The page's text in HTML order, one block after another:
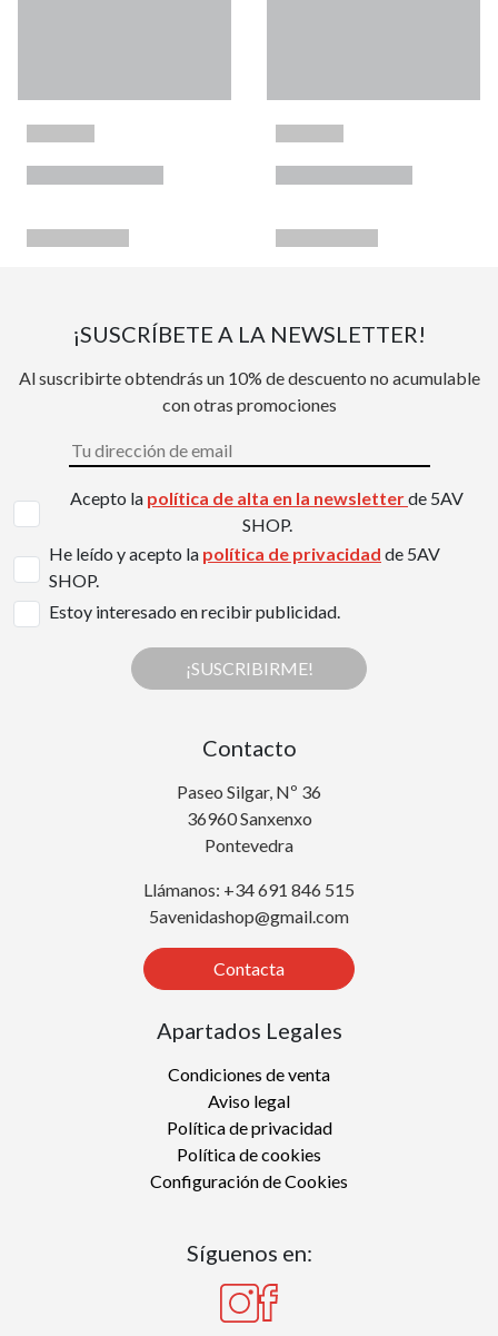
¡SUSCRÍBETE A LA NEWSLETTER!
Al suscribirte obtendrás un 10% de descuento no acumulable
con otras promociones
Acepto la política de alta en la newsletterde 5AV
SHOP.
He leído y acepto la política de privacidad de 5AV
SHOP.
Estoy interesado en recibir publicidad.
¡SUSCRIBIRME!
Contacto
Paseo Silgar, Nº 36
36960 Sanxenxo
Pontevedra
Llámanos: +34 691 846 515
5avenidashop@gmail.com
Contacta
Apartados Legales
Condiciones de venta
Aviso legal
Política de privacidad
Política de cookies
Configuración de Cookies
Síguenos en: